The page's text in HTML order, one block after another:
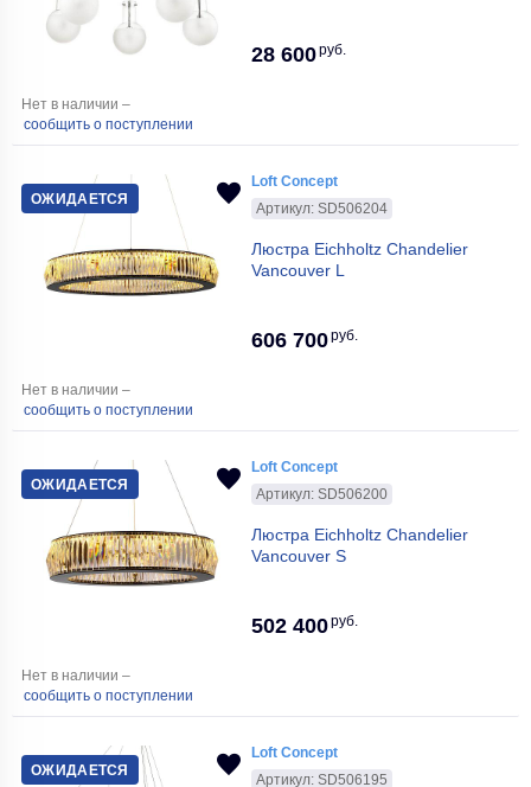
28 600руб.
Нет в наличии –
сообщить о поступлении
ОЖИДАЕТСЯ
Loft Concept
Артикул: SD506204
Люстра Eichholtz Chandelier
Vancouver L
606 700руб.
Нет в наличии –
сообщить о поступлении
ОЖИДАЕТСЯ
Loft Concept
Артикул: SD506200
Люстра Eichholtz Chandelier
Vancouver S
502 400руб.
Нет в наличии –
сообщить о поступлении
ОЖИДАЕТСЯ
Loft Concept
Артикул: SD506195